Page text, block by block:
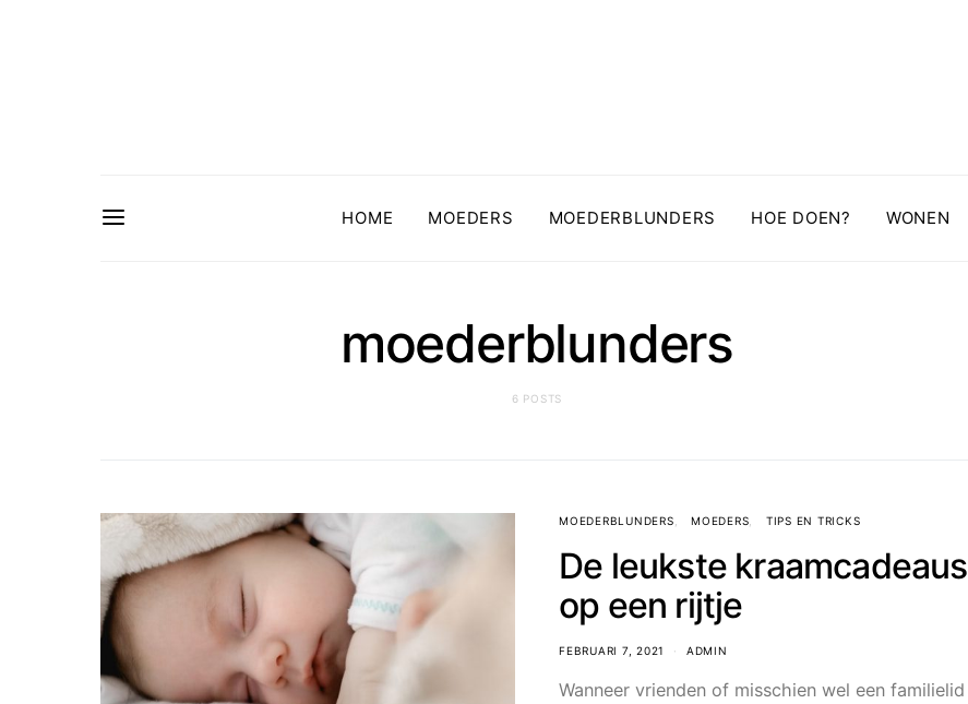
HOME MOEDERS MOEDERBLUNDERS HOE DOEN? WONEN
moederblunders
6 POSTS
MOEDERBLUNDERS MOEDERS TIPS EN TRICKS
De leukste kraamcadeaus
op een rijtje
FEBRUARI 7, 2021 ADMIN
Wanneer vrienden of misschien wel een familielid